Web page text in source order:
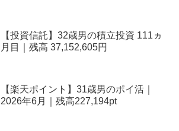
【投資信託】32歳男の積立投資 111ヵ
月目｜残高 37,152,605円
【楽天ポイント】31歳男のポイ活｜
2026年6月｜残高227,194pt